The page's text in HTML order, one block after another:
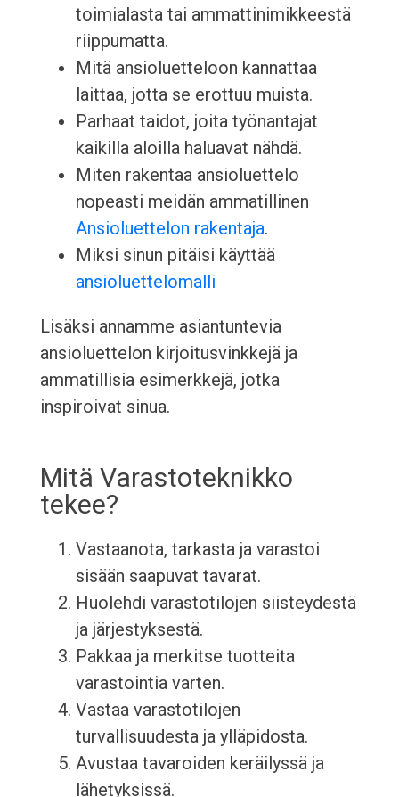
toimialasta tai ammattinimikkeestä
riippumatta.
Mitä ansioluetteloon kannattaa
laittaa, jotta se erottuu muista.
Parhaat taidot, joita työnantajat
kaikilla aloilla haluavat nähdä.
Miten rakentaa ansioluettelo
nopeasti meidän ammatillinen
Ansioluettelon rakentaja.
Miksi sinun pitäisi käyttää
ansioluettelomalli
Lisäksi annamme asiantuntevia
ansioluettelon kirjoitusvinkkejä ja
ammatillisia esimerkkejä, jotka
inspiroivat sinua.
Mitä Varastoteknikko
tekee?
Vastaanota, tarkasta ja varastoi
sisään saapuvat tavarat.
Huolehdi varastotilojen siisteydestä
ja järjestyksestä.
Pakkaa ja merkitse tuotteita
varastointia varten.
Vastaa varastotilojen
turvallisuudesta ja ylläpidosta.
Avustaa tavaroiden keräilyssä ja
lähetyksissä.